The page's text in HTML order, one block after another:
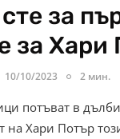
за
за Хари
10/10/2023 2 мин.
потъват в
на Хари Потър